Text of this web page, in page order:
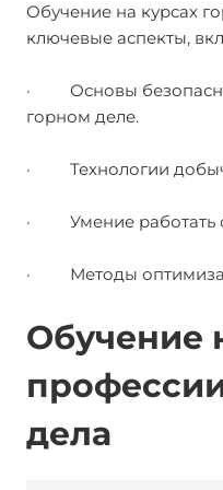
Обучение на курсах
ключевые аспекты,
· Основы
горном деле.
· Технологии
· Умение работать
· Методы
Обучение
дела